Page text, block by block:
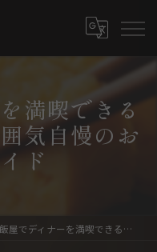
満喫できる
気自慢のお
ド
でディナーを満喫できる広島県広島市の雰囲気自慢のお店選びガイド